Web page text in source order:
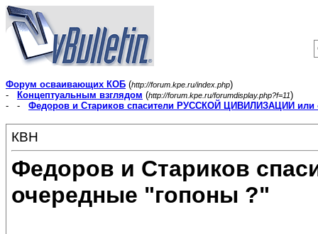
Форум осваивающих КОБ (http://forum.kpe.ru/index.php)
-
Концептуальным взглядом (http://forum.kpe.ru/forumdisplay.php?f=11)
- - Федоров и Стариков спасители РУССКОЙ ЦИВИЛИЗАЦИИ или
КВН
Федоров и Стариков
очередные "гопоны ?"